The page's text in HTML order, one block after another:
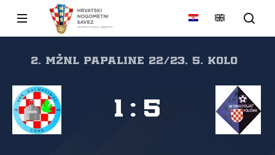
2. MŽNL PAPALINE 22/23, 5. kolo
1 : 5